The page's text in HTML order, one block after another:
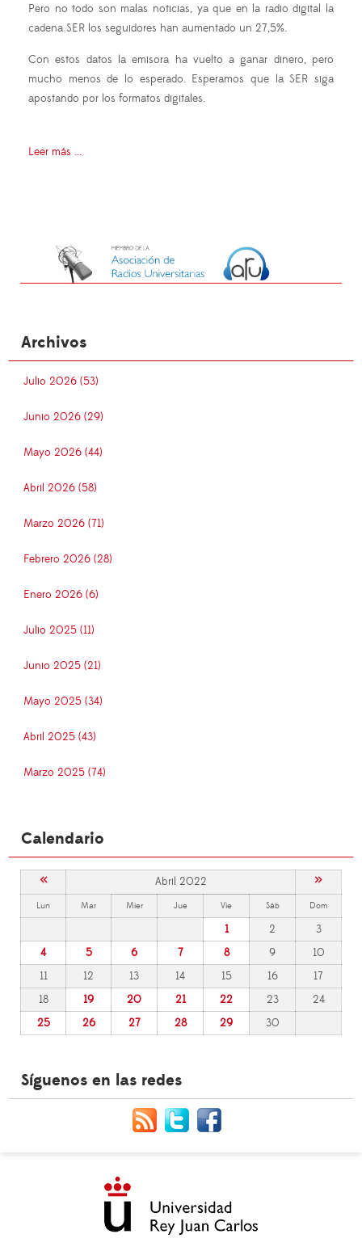
Pero no todo son malas noticias, ya que en la radio digital la
cadena SER los seguidores han aumentado un 27,5%.
Con estos datos la emisora ha vuelto a ganar dinero, pero
mucho menos de lo esperado. Esperamos que la SER siga
apostando por los formatos digitales.
Leer más ...
Archivos
Julio 2026 (53)
Junio 2026 (29)
Mayo 2026 (44)
Abril 2026 (58)
Marzo 2026 (71)
Febrero 2026 (28)
Enero 2026 (6)
Julio 2025 (11)
Junio 2025 (21)
Mayo 2025 (34)
Abril 2025 (43)
Marzo 2025 (74)
Calendario
« Abril 2022 »
Lun Mar Mier Jue Vie Sáb Dom
1 2
3
4
5 6 7 8 9
10
11
12 13 14 15 16
17
18
19 20 21 22 23
24
25
26 27 28 29 30
Síguenos en las redes